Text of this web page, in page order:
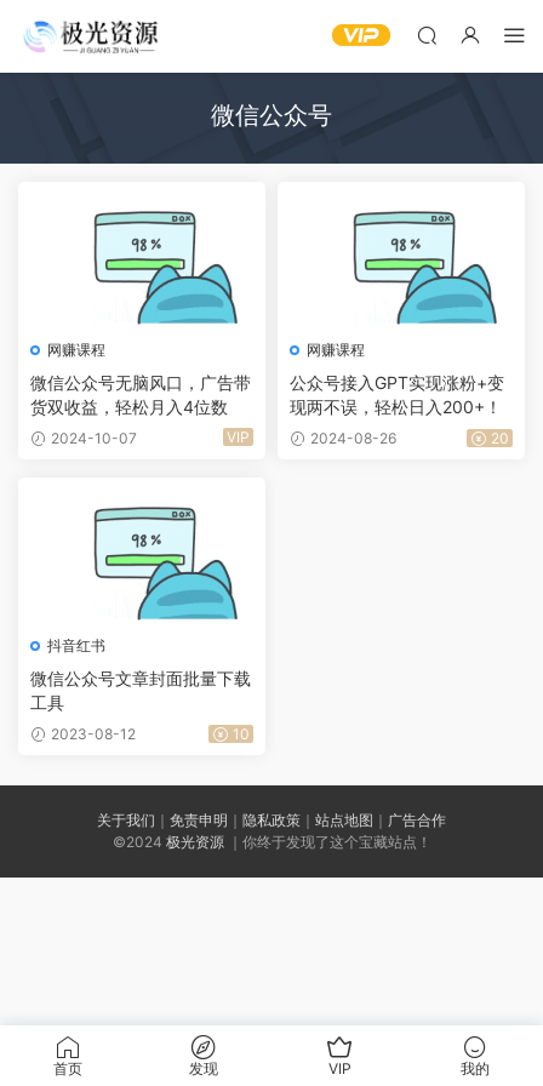
微信公众号
网赚课程
微信公众号无脑风口，广告带
货双收益，轻松月入4位数
2024-10-07 VIP
网赚课程
公众号接入GPT实现涨粉+变
现两不误，轻松日入200+！
2024-08-26 20
抖音红书
微信公众号文章封面批量下载
工具
2023-08-12 10
关于我们 ｜ 免责申明 ｜ 隐私政策 ｜ 站点地图 ｜ 广告合作
©2024 极光资源｜你终于发现了这个宝藏站点！
首页 发现 VIP 我的